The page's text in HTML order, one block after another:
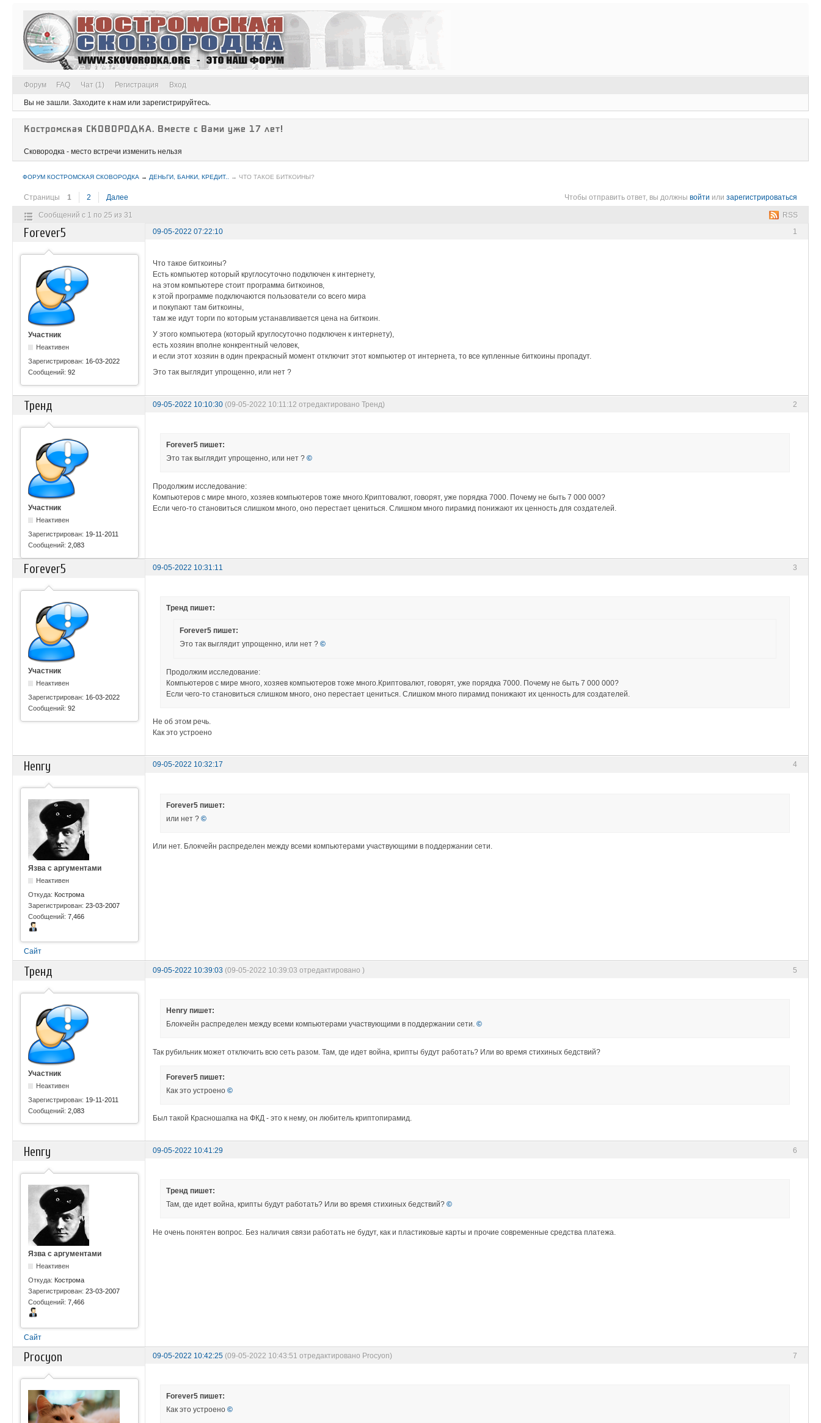
Форум FAQ Чат (1) Регистрация Вход
Вы не зашли. Заходите к нам или зарегистрируйтесь.
Костромская СКОВОРОДКА. Вместе с Вами уже 17 лет!
Сковородка - место встречи изменить нельзя
ФОРУМ КОСТРОМСКАЯ СКОВОРОДКА → ДЕНЬГИ, БАНКИ, КРЕДИТ.. → ЧТО ТАКОЕ БИТКОИНЫ?
Страницы 1 2 Далее Чтобы отправить ответ, вы должны войти или зарегистрироваться
RSS
Сообщений с 1 по 25 из 31
1
Forever5 09-05-2022 07:22:10
Участник
Неактивен
Зарегистрирован: 16-03-2022
Сообщений:92
Что такое биткоины?
Есть компьютер который круглосуточно подключен к интернету,
на этом компьютере стоит программа биткоинов,
к этой программе подключаются пользователи со всего мира
и покупают там биткоины,
там же идут торги по которым устанавливается цена на биткоин.
У этого компьютера (который круглосуточно подключен к интернету),
есть хозяин вполне конкрентный человек,
и если этот хозяин в один прекрасный момент отключит этот компьютер от интернета, то все купленные биткоины пропадут.
Это так выглядит упрощенно, или нет ?
2
Тренд 09-05-2022 10:10:30 (09-05-2022 10:11:12 отредактировано Тренд)
Участник
Неактивен
Зарегистрирован: 19-11-2011
Сообщений:2,083
Forever5 пишет:
Это так выглядит упрощенно, или нет ?©
Продолжим исследование:
Компьютеров с мире много, хозяев компьютеров тоже много.Криптовалют, говорят, уже порядка 7000. Почему не быть 7 000 000?
Если чего-то становиться слишком много, оно перестает цениться. Слишком много пирамид понижают их ценность для создателей.
3
Forever5 09-05-2022 10:31:11
Участник
Неактивен
Зарегистрирован: 16-03-2022
Сообщений:92
Тренд пишет:
Forever5 пишет:
Это так выглядит упрощенно, или нет ?©
Продолжим исследование:
Компьютеров с мире много, хозяев компьютеров тоже много.Криптовалют, говорят, уже порядка 7000. Почему не быть 7 000 000?
Если чего-то становиться слишком много, оно перестает цениться. Слишком много пирамид понижают их ценность для создателей.
Не об этом речь.
Как это устроено
4
Henry 09-05-2022 10:32:17
Язва с аргументами
Неактивен
Откуда: Кострома
Зарегистрирован:23-03-2007
Сообщений:7,466
Forever5 пишет:
или нет ?©
Или нет. Блокчейн распределен между всеми компьютерами участвующими в поддержании сети.
Сайт
5
Тренд 09-05-2022 10:39:03 (09-05-2022 10:39:03 отредактировано )
Участник
Неактивен
Зарегистрирован: 19-11-2011
Сообщений:2,083
Henry пишет:
Блокчейн распределен между всеми компьютерами участвующими в поддержании сети.©
Так рубильник может отключить всю сеть разом. Там, где идет война, крипты будут работать? Или во время стихиных бедствий?
Forever5 пишет:
Как это устроено©
Был такой Красношапка на ФКД - это к нему, он любитель криптопирамид.
6
Henry 09-05-2022 10:41:29
Язва с аргументами
Неактивен
Откуда: Кострома
Зарегистрирован:23-03-2007
Сообщений:7,466
Тренд пишет:
Там, где идет война, крипты будут работать? Или во время стихиных бедствий?©
Не очень понятен вопрос. Без наличия связи работать не будут, как и пластиковые карты и прочие современные средства платежа.
Сайт
7
Procyon 09-05-2022 10:42:25 (09-05-2022 10:43:51 отредактировано Procyon)
Forever5 пишет:
Как это устроено©